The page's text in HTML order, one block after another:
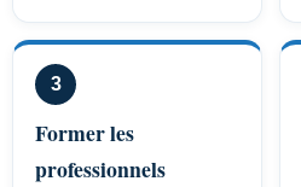
3
Former les
professionnels